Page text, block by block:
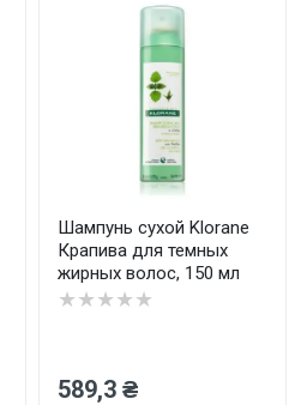
Шампунь сухой Klorane
Крапива для темных
жирных волос, 150 мл
★★★★★
589,3 ₴